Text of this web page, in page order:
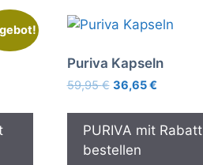
Puriva Kapseln
59,95€ Ursprünglicher
war:
59,95 €
36,65€Aktueller
ist:
36,65 €.
PURIVA mit Rabatt
bestellen